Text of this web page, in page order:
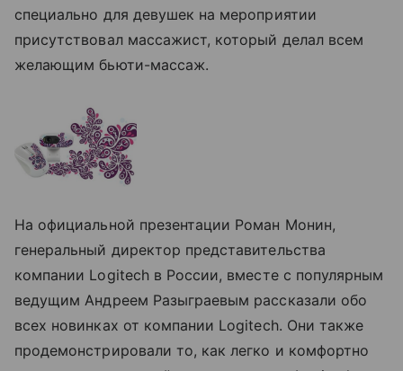
специально для девушек на мероприятии
присутствовал массажист, который делал всем
желающим бьюти-массаж.
На официальной презентации Роман Монин,
генеральный директор представительства
компании Logitech в России, вместе с популярным
ведущим Андреем Разыграевым рассказали обо
всех новинках от компании Logitech. Они также
продемонстрировали то, как легко и комфортно